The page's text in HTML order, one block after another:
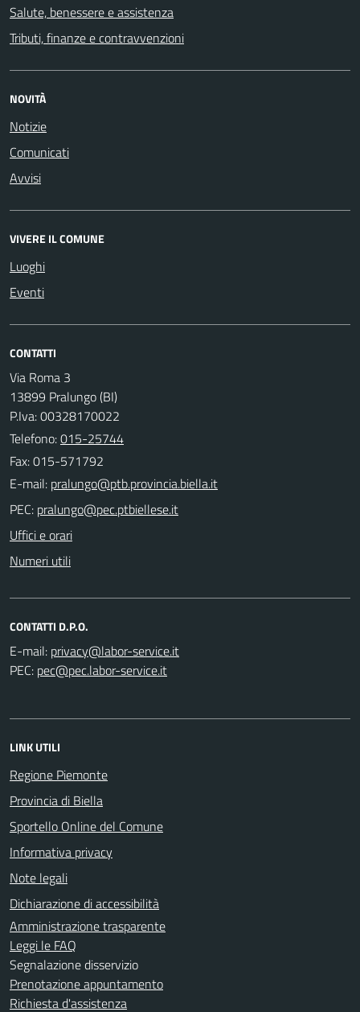
Salute, benessere e assistenza
Tributi, finanze e contravvenzioni
NOVITÀ
Notizie
Comunicati
Avvisi
VIVERE IL COMUNE
Luoghi
Eventi
CONTATTI
Via Roma 3
13899 Pralungo (BI)
P.Iva: 00328170022
Telefono:015-25744
Fax: 015-571792
E-mail:
PEC:
Uffici e orari
Numeri utili
CONTATTI D.P.O.
E-mail:
PEC:
LINK UTILI
Regione Piemonte
Provincia di Biella
Sportello Online del Comune
Informativa privacy
Note legali
Dichiarazione di accessibilità
Amministrazione trasparente
Leggi le FAQ
Segnalazione disservizio
Prenotazione appuntamento
Richiesta d'assistenza